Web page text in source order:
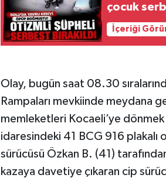
çocuk
İçeriği
Olay, bugün saat 08.30
Rampaları mevkiinde meydana
memleketleri Kocaeli’ye
idaresindeki 41 BCG 916
sürücüsü Özkan B. (41)
kazaya davetiye çıkaran cip